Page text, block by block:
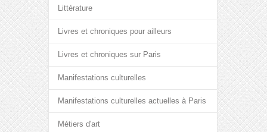
Littérature
Livres et chroniques pour ailleurs
Livres et chroniques sur Paris
Manifestations culturelles
Manifestations culturelles actuelles à Paris
Métiers d'art